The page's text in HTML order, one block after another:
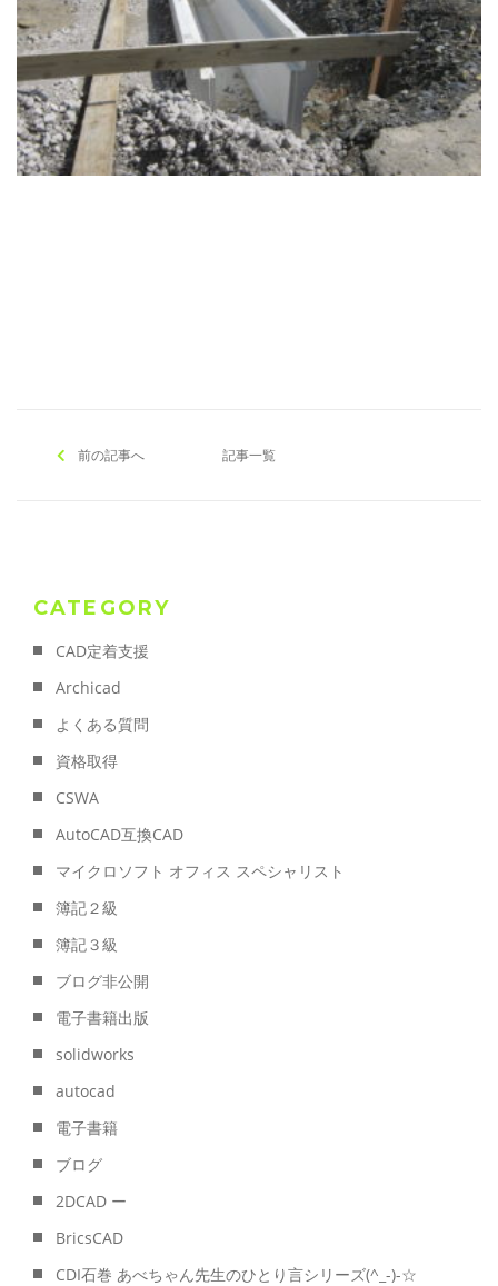
前の記事へ 記事一覧
CATEGORY
CAD定着支援
Archicad
よくある質問
資格取得
CSWA
AutoCAD互換CAD
マイクロソフト オフィス スペシャリスト
簿記２級
簿記３級
ブログ非公開
電子書籍出版
solidworks
autocad
電子書籍
ブログ
2DCAD ー
BricsCAD
CDI石巻 あべちゃん先生のひとり言シリーズ(^_-)-☆